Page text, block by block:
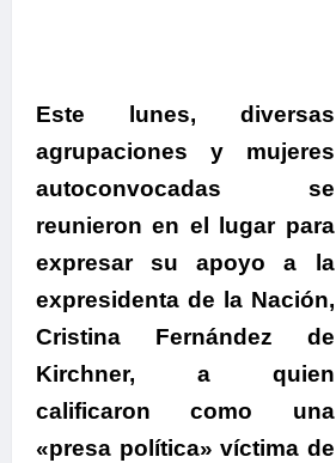
Este lunes, diversas
agrupaciones y mujeres
autoconvocadas se
reunieron en el lugar para
expresar su apoyo a la
expresidenta de la Nación,
Cristina Fernández de
Kirchner, a quien
calificaron como una
«presa política» víctima de